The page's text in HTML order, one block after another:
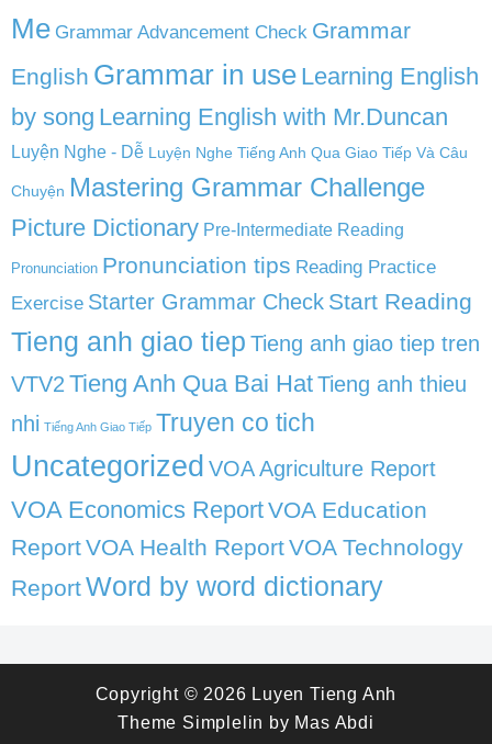
Me Grammar Advancement Check Grammar
English Grammar in use Learning English
by song Learning English with Mr.Duncan
Luyện Nghe - Dễ Luyện Nghe Tiếng Anh Qua Giao Tiếp Và Câu
Chuyện Mastering Grammar Challenge
Picture Dictionary Pre-Intermediate Reading
Pronunciation Pronunciation tips Reading Practice
Exercise Starter Grammar Check Start Reading
Tieng anh giao tiep Tieng anh giao tiep tren
VTV2 Tieng Anh Qua Bai HatTieng anh thieu
nhi Tiếng Anh Giao Tiếp Truyen co tich
Uncategorized VOA Agriculture Report
VOA Economics ReportVOA Education
ReportVOA Health ReportVOA Technology
ReportWord by word dictionary
Copyright © 2026 Luyen Tieng Anh
Theme Simplelin by Mas Abdi